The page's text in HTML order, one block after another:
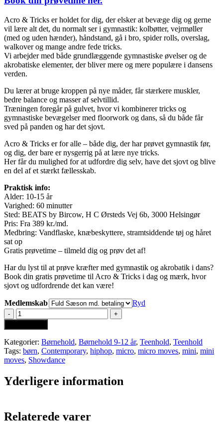
Acro & Tricks er holdet for dig, der elsker at bevæge dig og gerne
vil lære alt det, du normalt ser i gymnastik: kolbøtter, vejrmøller
(med og uden hænder), håndstand, gå i bro, spider rolls, overslag,
walkover og mange andre fede tricks.
Vi arbejder med både grundlæggende gymnastiske øvelser og de
akrobatiske elementer, der bliver mere og mere populære i dansens
verden.
Du lærer at bruge kroppen på nye måder, får stærkere muskler,
bedre balance og masser af selvtillid.
Træningen foregår på gulvet, hvor vi kombinerer tricks og
gymnastiske bevægelser med floorwork og dans, så du både får
sved på panden og har det sjovt.
Acro & Tricks er for alle – både dig, der har prøvet gymnastik før,
og dig, der bare er nysgerrig på at lære nye tricks.
Her får du mulighed for at udfordre dig selv, have det sjovt og blive
en del af et stærkt fællesskab.
Praktisk info:
Alder: 10-15 år
Varighed: 60 minutter
Sted: BEATS by Bircow, H C Ørsteds Vej 6b, 3000 Helsingør
Pris: Fra 389 kr./md.
Medbring: Vandflaske, knæbeskyttere, stramtsiddende tøj og håret
sat op
Gratis prøvetime – tilmeld dig og prøv det af!
Har du lyst til at prøve kræfter med gymnastik og akrobatik i dans?
Book din gratis prøvetime til Acro & Tricks i dag og mærk, hvor
sjovt og udfordrende det kan være!
Medlemskab
Ryd
Acro
&
Gymnastik
10-
15
År
Mandag
18.00
antal
Kategorier: Børnehold, Børnehold 9-12 år, Teenhold, Teenhold
Tags: børn, Contemporary, hiphop, micro, micro moves, mini, mini
moves, Showdance
Yderligere information
Relaterede varer